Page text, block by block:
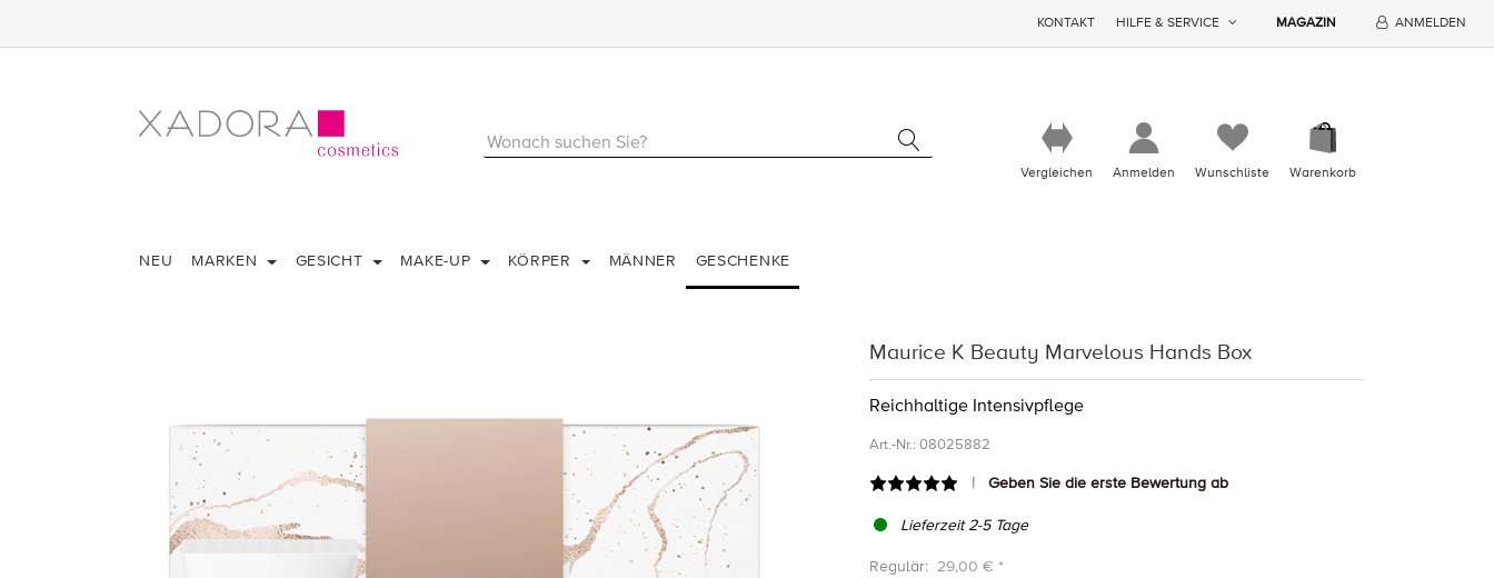
KONTAKT HILFE & SERVICE MAGAZIN ANMELDEN
Vergleichen Anmelden Wunschliste Warenkorb
NEU MARKEN GESICHT MAKE-UP KÖRPER MÄNNER GESCHENKE
Maurice K Beauty Marvelous Hands Box
Reichhaltige Intensivpflege
Art.-Nr.: 08025882
Geben Sie die erste Bewertung ab
Lieferzeit 2-5 Tage
Regulär: 29,00 € *